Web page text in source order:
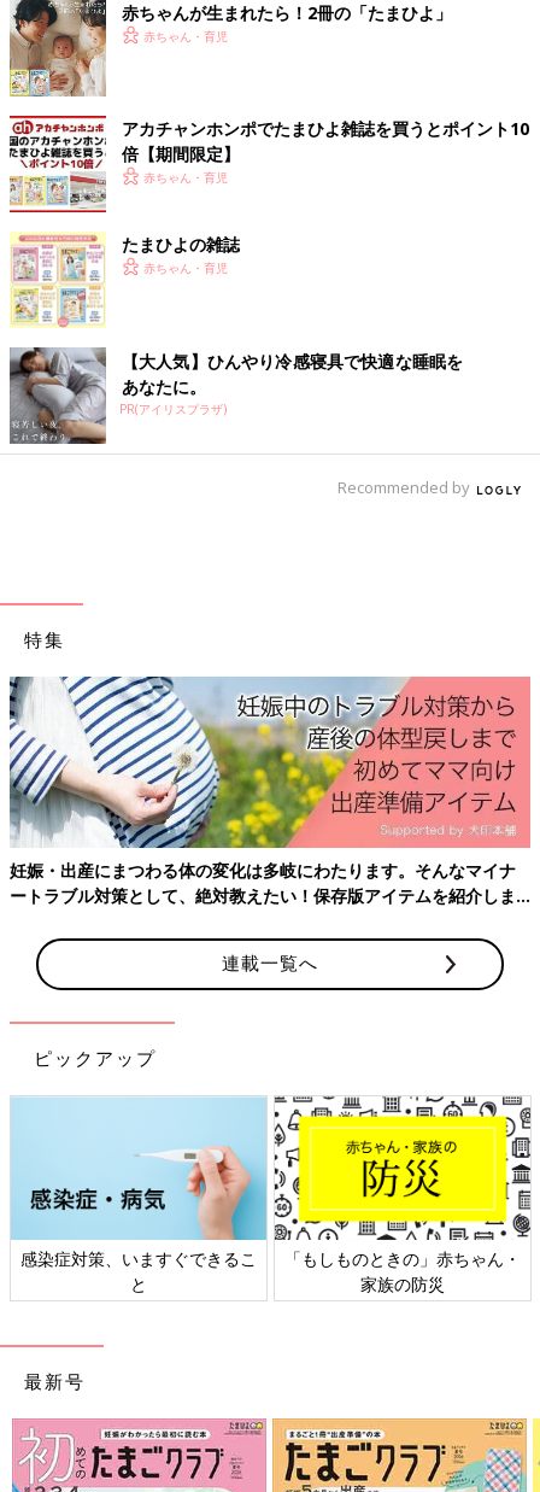
興味を持ってからスタート時期を考えるといいと思います。
Q3 性別でトイレトレーニングを始める時期や進め方は
変わりますか？
男の子と女の子では、おしっこをためる・出す機能の成長に差が
あるのでしょうか？ 性別によってトイトレの進め方は変わるの
でしょうか？
【佐藤先生】体の構造には男女差がありますが、トイト
レの始めどきや進め方に違いはありません
トイトレを始めるタイミングや進め方に男女で大きな差はありま
せん。性別よりもその子による差が大きいでしょう。
ただ、体の構造には男女差があり、女の子はおなかに力を入れる
とおしっこを出しやすい傾向はあります。そのため、男の子より
排尿のしかたです。本来おしっこはおなかに力を入れて出すもの
Q4 3歳代後半です。何歳までおもらしが続いたら、受診
3歳になってすぐごろからトイレの補助便座でおしっこをし始
め、徐々に成功率が上がってきました。3歳代後半になり、トイ
レでできることもありますが、まだおもらしも多いという状況で
す。
【佐藤先生】3歳代ではおもらしが多くても心配は不要。
5歳以降もおもらしの頻度が多ければ受診を
きるときもあれば、おもらしすることもある」という子も多いで
す。ほとんどの場合、成長とともにおもらしが減っていくのであ
さい。５歳以降もおもらしの頻度が多ければ、泌尿器科を受診す
るといいでしょう。
また、パンツのぬれ方も注意深く見てみてください。一気におし
っこが大量に出てぬれてしまう場合は「トイレに間に合わなかっ
たのかな？」と考えていいと思います。でも、少量のおしっこを
頻繁に繰り返しもらし、パンツが乾く時間があまりない場合は何
らかの異常が隠れていることがあります。パンツのぬれ方が気に
なるときは、泌尿器科に相談するといいでしょう。
Q5 来年には小学校に上がるのにおねしょが続いていま
年長で、もうすぐ6歳になります。来年度には小学校に入学なの
【佐藤先生】夜尿（おねしょ）は小学校に入学以降、自
然に治る子もいます。それほどあせらないことも必要
赤ちゃんが生まれたら！2冊の「たまひよ」
赤ちゃん・育児
アカチャンホンポでたまひよ雑誌を買うとポイント10
倍【期間限定】
赤ちゃん・育児
たまひよの雑誌
赤ちゃん・育児
【大人気】ひんやり冷感寝具で快適な睡眠を
あなたに。
PR(アイリスプラザ)
Recommended by
特集
妊娠・出産にまつわる体の変化は多岐にわたります。そんなマイナ
ートラブル対策として、絶対教えたい！保存版アイテムを紹介しま
連載一覧へ
ピックアップ
感染症対策、いますぐできるこ
と
「もしものときの」赤ちゃん・
家族の防災
最新号